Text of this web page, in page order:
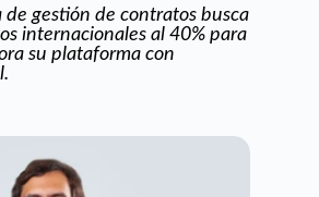
gestión de contratos busca
internacionales al 40% para
su plataforma con